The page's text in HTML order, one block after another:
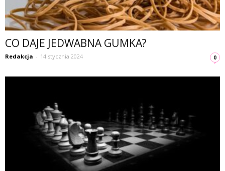
CO DAJE JEDWABNA GUMKA?
Redakcja - 14 stycznia 2024 0